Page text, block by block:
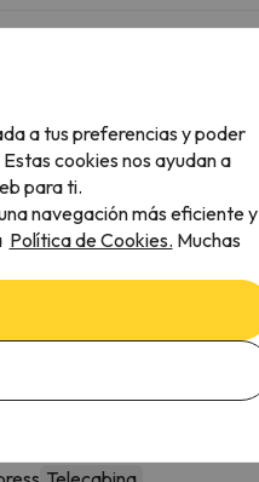
antelación.
a tus preferencias y poder
cookies nos ayudan a
para ti.
navegación más eficiente y
Política de Cookies. Muchas